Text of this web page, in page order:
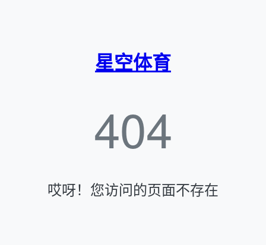
星空体育
404
哎呀！您访问的页面不存在